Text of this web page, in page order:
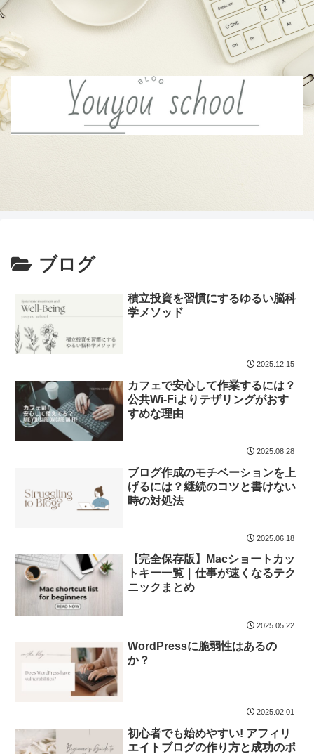
ブログ
積立投資を習慣にするゆるい脳科
学メソッド
2025.12.15
カフェで安心して作業するには？
公共Wi-Fiよりテザリングがおす
すめな理由
2025.08.28
ブログ作成のモチベーションを上
げるには？継続のコツと書けない
時の対処法
2025.06.18
【完全保存版】Macショートカッ
トキー一覧｜仕事が速くなるテク
ニックまとめ
2025.05.22
WordPressに脆弱性はあるの
か？
2025.02.01
初心者でも始めやすい! アフィリ
エイトブログの作り方と成功のポ